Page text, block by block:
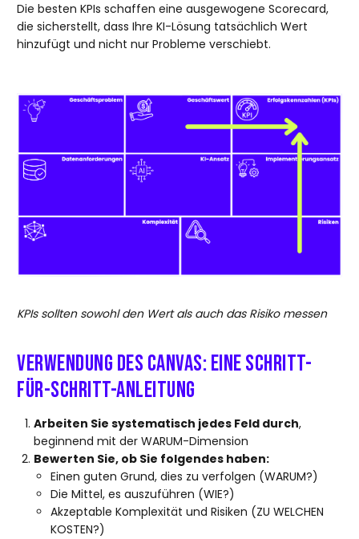
Die besten KPIs schaffen eine ausgewogene Scorecard,
die sicherstellt, dass Ihre KI-Lösung tatsächlich Wert
hinzufügt und nicht nur Probleme verschiebt.
KPIs sollten sowohl den Wert als auch das Risiko messen
Verwendung des Canvas: Eine Schritt-
für-Schritt-Anleitung
Arbeiten Sie systematisch jedes Feld durch,
beginnend mit der WARUM-Dimension
Bewerten Sie, ob Sie folgendes haben:
Einen guten Grund, dies zu verfolgen (WARUM?)
Die Mittel, es auszuführen (WIE?)
Akzeptable Komplexität und Risiken (ZU WELCHEN
KOSTEN?)